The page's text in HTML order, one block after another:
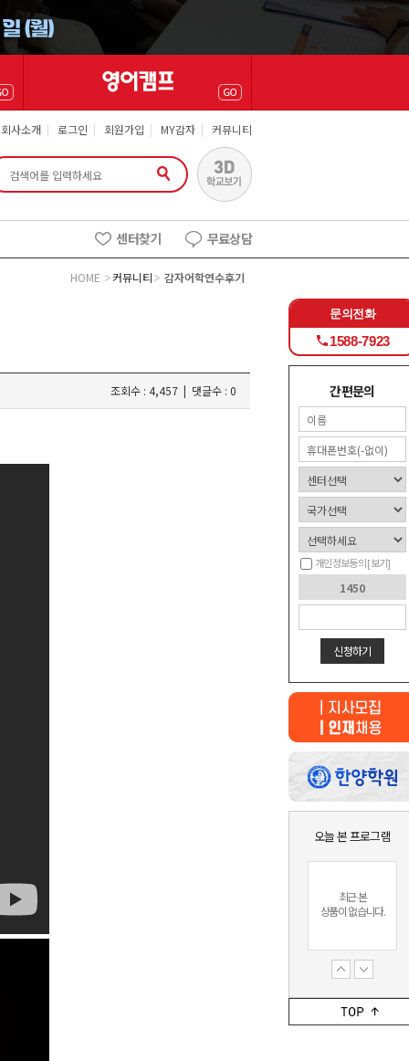
회사소개 | 로그인 | 회원가입 | MY감자 | 커뮤니티
무료상담
센터찾기
문의전화
1588-7923
간편문의
개인정보동의[보기]
신청하기
오늘 본 프로그램
상품이 없습니다.
최근 본
상품이 없습니다.
최근 본
상품이 없습니다.
HOME 커뮤니티 감자어학연수후기
조회수 : 4,457 | 댓글수 : 0